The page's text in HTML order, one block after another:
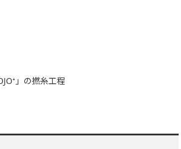
」の撚糸工程